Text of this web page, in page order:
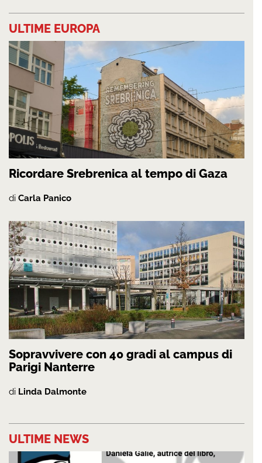
ULTIME EUROPA
Ricordare Srebrenica al tempo di Gaza
di Carla Panico
Sopravvivere con 40 gradi al campus di
Parigi Nanterre
di Linda Dalmonte
ULTIME NEWS